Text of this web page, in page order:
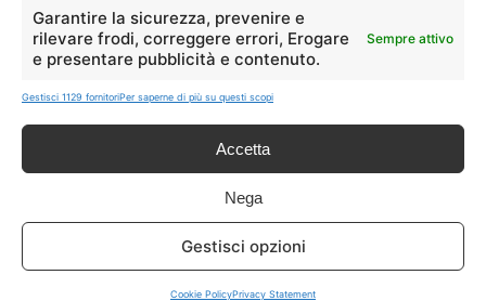
Garantire la sicurezza, prevenire e
rilevare frodi, correggere errori, Erogare
e presentare pubblicità e contenuto.
Sempre attivo
Gestisci 1129 fornitoriPer saperne di più su questi scopi
Accetta
Nega
Gestisci opzioni
Cookie PolicyPrivacy Statement
guadagno dagli acquisti idonei.
Note Legali|Cookie Policy
Contattaci